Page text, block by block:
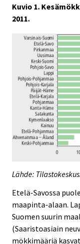
Kuvio 1.
2011.
Lähde:
Etelä-Savossa
maapinta-alaan.
Suomen suurin
(Saaristoasiain
mökkimääriä